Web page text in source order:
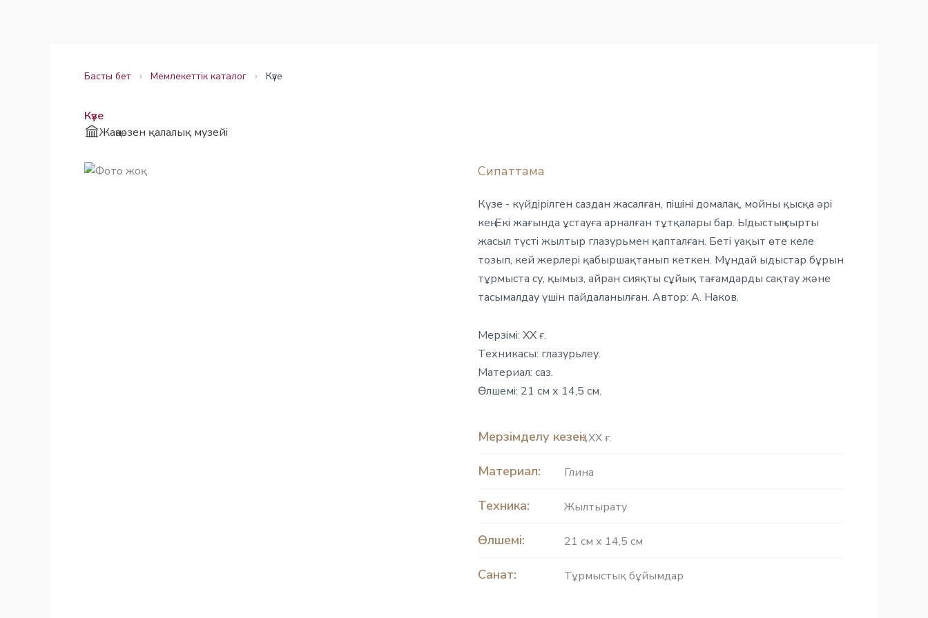
Басты бет › Мемлекеттік каталог › Күзе
Күзе
Жаңаөзен қалалық музейі
Сипаттама
Күзе - күйдірілген саздан жасалған, пішіні домалақ, мойны қысқа әрі
кең. Екі жағында ұстауға арналған тұтқалары бар. Ыдыстың сырты
жасыл түсті жылтыр глазурьмен қапталған. Беті уақыт өте келе
тозып, кей жерлері қабыршақтанып кеткен. Мұндай ыдыстар бұрын
тұрмыста су, қымыз, айран сияқты сұйық тағамдарды сақтау және
тасымалдау үшін пайдаланылған. Автор: А. Наков.
Мерзімі: ХХ ғ.
Техникасы: глазурьлеу.
Материал: саз.
Өлшемі: 21 см х 14,5 см.
Мерзімделу кезеңі: ХХ ғ.
Материал: Глина
Техника: Жылтырату
Өлшемі: 21 см х 14,5 см
Санат: Тұрмыстық бұйымдар